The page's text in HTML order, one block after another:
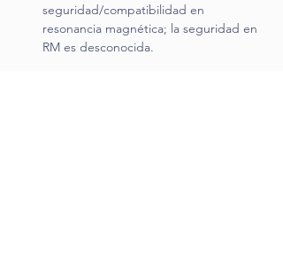
seguridad/compatibilidad en
resonancia magnética; la seguridad en
RM es desconocida.